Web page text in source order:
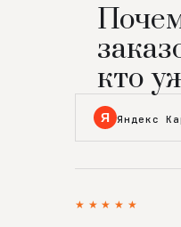
кто
Я Яндекс
★★★★★